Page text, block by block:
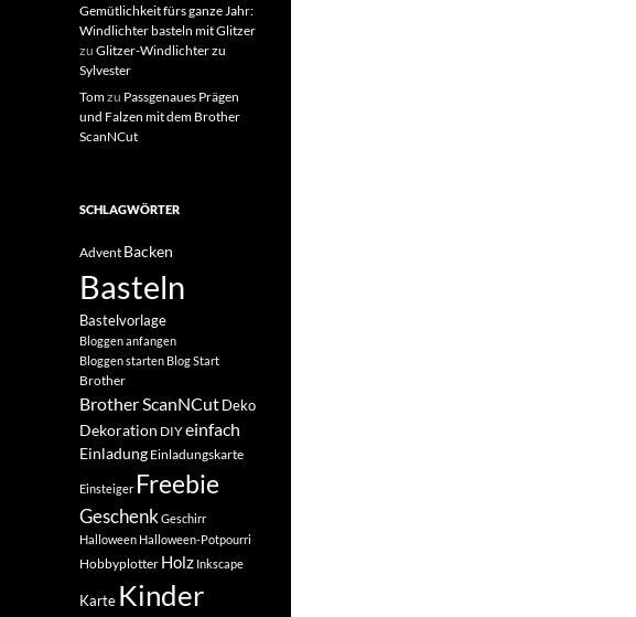
Gemütlichkeit fürs ganze Jahr:
Windlichter basteln mit Glitzer
zu Glitzer-Windlichter zu
Sylvester
Tomzu Passgenaues Prägen
und Falzen mit dem Brother
ScanNCut
SCHLAGWÖRTER
Advent Backen
Basteln
Bastelvorlage
Bloggen anfangen
Bloggen starten Blog Start
Brother
Brother ScanNCutDeko
Dekoration DIYeinfach
Einladung Einladungskarte
Einsteiger Freebie
GeschenkGeschirr
Halloween Halloween-Potpourri
Hobbyplotter Holz Inkscape
Karte Kinder